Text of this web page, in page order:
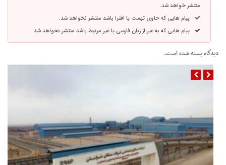
منتشر خواهد شد.
پیام هایی که حاوی تهمت یا افترا باشد منتشر نخواهد شد.
پیام هایی که به غیر از زبان فارسی یا غیر مرتبط باشد منتشر نخواهد شد.
دیدگاه بسته شده است.